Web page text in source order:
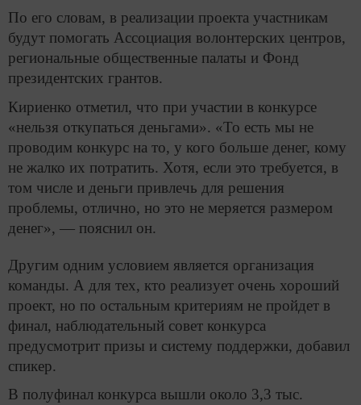
По его словам, в реализации проекта участникам
будут помогать Ассоциация волонтерских центров,
региональные общественные палаты и Фонд
президентских грантов.
Кириенко отметил, что при участии в конкурсе
«нельзя откупаться деньгами». «То есть мы не
проводим конкурс на то, у кого больше денег, кому
не жалко их потратить. Хотя, если это требуется, в
том числе и деньги привлечь для решения
проблемы, отлично, но это не меряется размером
денег», — пояснил он.
Другим одним условием является организация
команды. А для тех, кто реализует очень хороший
проект, но по остальным критериям не пройдет в
финал, наблюдательный совет конкурса
предусмотрит призы и систему поддержки, добавил
спикер.
В полуфинал конкурса вышли около 3,3 тыс.